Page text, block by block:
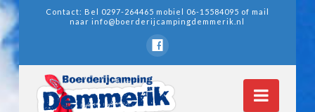
Contact: Bel 0297-264465 mobiel 06-15584095 of mail
naarinfo@boerderijcampingdemmerik.nl